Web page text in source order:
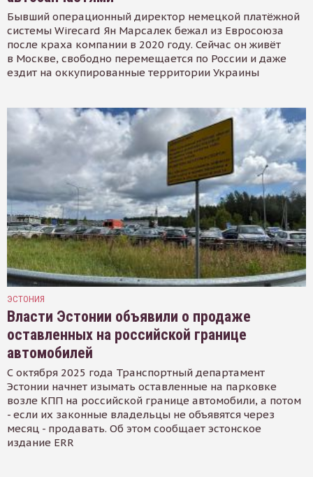
Бывший операционный директор немецкой платёжной
системы Wirecard Ян Марсалек бежал из Евросоюза
после краха компании в 2020 году. Сейчас он живёт
в Москве, свободно перемещается по России и даже
ездит на оккупированные территории Украины
ЭСТОНИЯ
Власти Эстонии объявили о продаже
оставленных на российской границе
автомобилей
С октября 2025 года Транспортный департамент
Эстонии начнет изымать оставленные на парковке
возле КПП на российской границе автомобили, а потом
- если их законные владельцы не объявятся через
месяц - продавать. Об этом сообщает эстонское
издание ERR